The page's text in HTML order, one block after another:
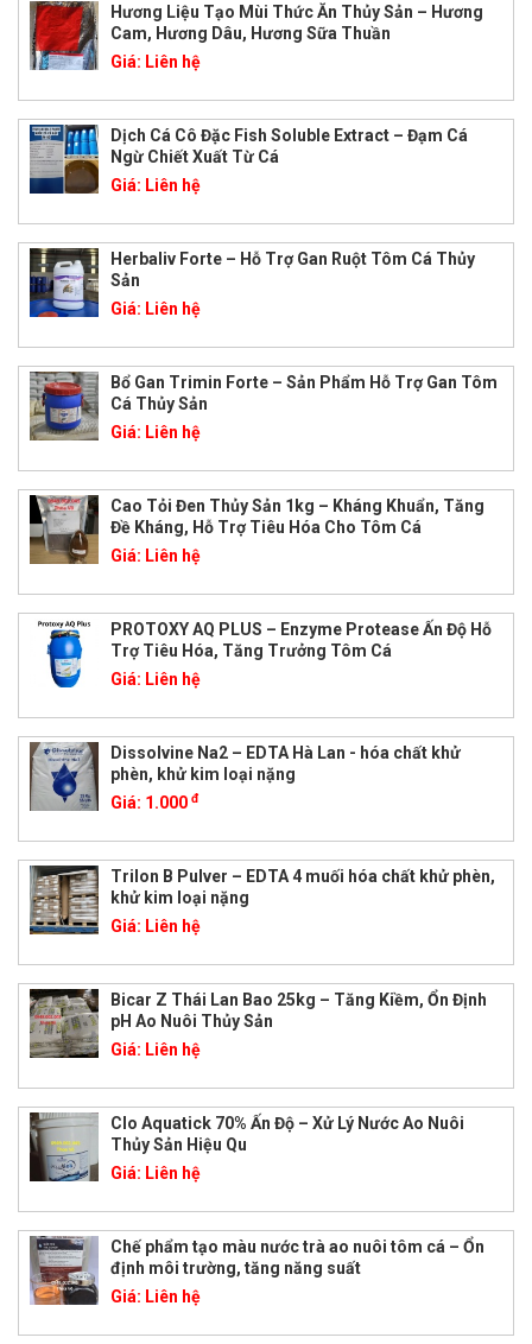
Hương Liệu Tạo Mùi Thức Ăn Thủy Sản – Hương
Cam, Hương Dâu, Hương Sữa Thuần
Giá: Liên hệ
Dịch Cá Cô Đặc Fish Soluble Extract – Đạm Cá
Ngừ Chiết Xuất Từ Cá
Giá: Liên hệ
Herbaliv Forte – Hỗ Trợ Gan Ruột Tôm Cá Thủy
Sản
Giá: Liên hệ
Bổ Gan Trimin Forte – Sản Phẩm Hỗ Trợ Gan Tôm
Cá Thủy Sản
Giá: Liên hệ
Cao Tỏi Đen Thủy Sản 1kg – Kháng Khuẩn, Tăng
Đề Kháng, Hỗ Trợ Tiêu Hóa Cho Tôm Cá
Giá: Liên hệ
PROTOXY AQ PLUS – Enzyme Protease Ấn Độ Hỗ
Trợ Tiêu Hóa, Tăng Trưởng Tôm Cá
Giá: Liên hệ
Dissolvine Na2 – EDTA Hà Lan - hóa chất khử
phèn, khử kim loại nặng
Giá: 1.000 đ
Trilon B Pulver – EDTA 4 muối hóa chất khử phèn,
khử kim loại nặng
Giá: Liên hệ
Bicar Z Thái Lan Bao 25kg – Tăng Kiềm, Ổn Định
pH Ao Nuôi Thủy Sản
Giá: Liên hệ
Clo Aquatick 70% Ấn Độ – Xử Lý Nước Ao Nuôi
Thủy Sản Hiệu Qu
Giá: Liên hệ
Chế phẩm tạo màu nước trà ao nuôi tôm cá – Ổn
định môi trường, tăng năng suất
Giá: Liên hệ